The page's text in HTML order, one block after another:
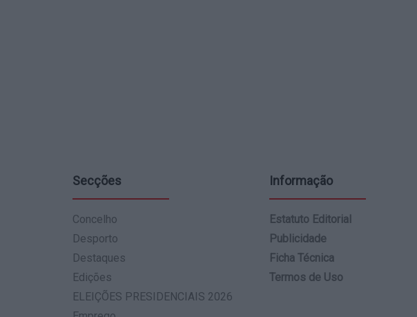
Secções
Concelho
Desporto
Destaques
Edições
ELEIÇÕES PRESIDENCIAIS 2026
Informação
Estatuto Editorial
Publicidade
Ficha Técnica
Termos de Uso